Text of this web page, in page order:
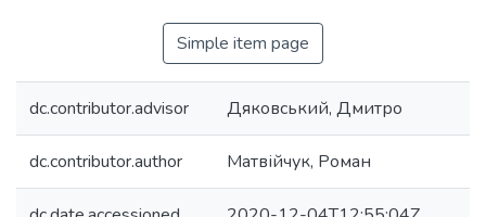
Simple item page
dc.contributor.advisor Дяковський, Дмитро
dc.contributor.author Матвійчук, Роман